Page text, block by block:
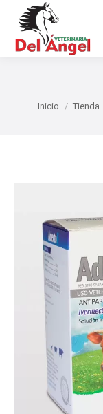
Estás aquí:
Inicio Tienda